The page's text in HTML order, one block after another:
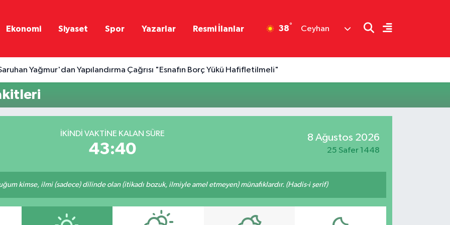
Ekonomi Siyaset Spor Yazarlar Resmi İlanlar 38° Ceyhan
Yağmur'dan Yapılandırma Çağrısı "Esnafın Borç Yükü Hafifletilmeli"
İKINDI VAKTINE KALAN SÜRE
43:40
8 Ağustos 2026
25 Safer 1448
kimse, ilmi (sadece) dilinde olan (itikadı bozuk, ilmiyle amel etmeyen) münafıklardır. (Hadis-i şerif)